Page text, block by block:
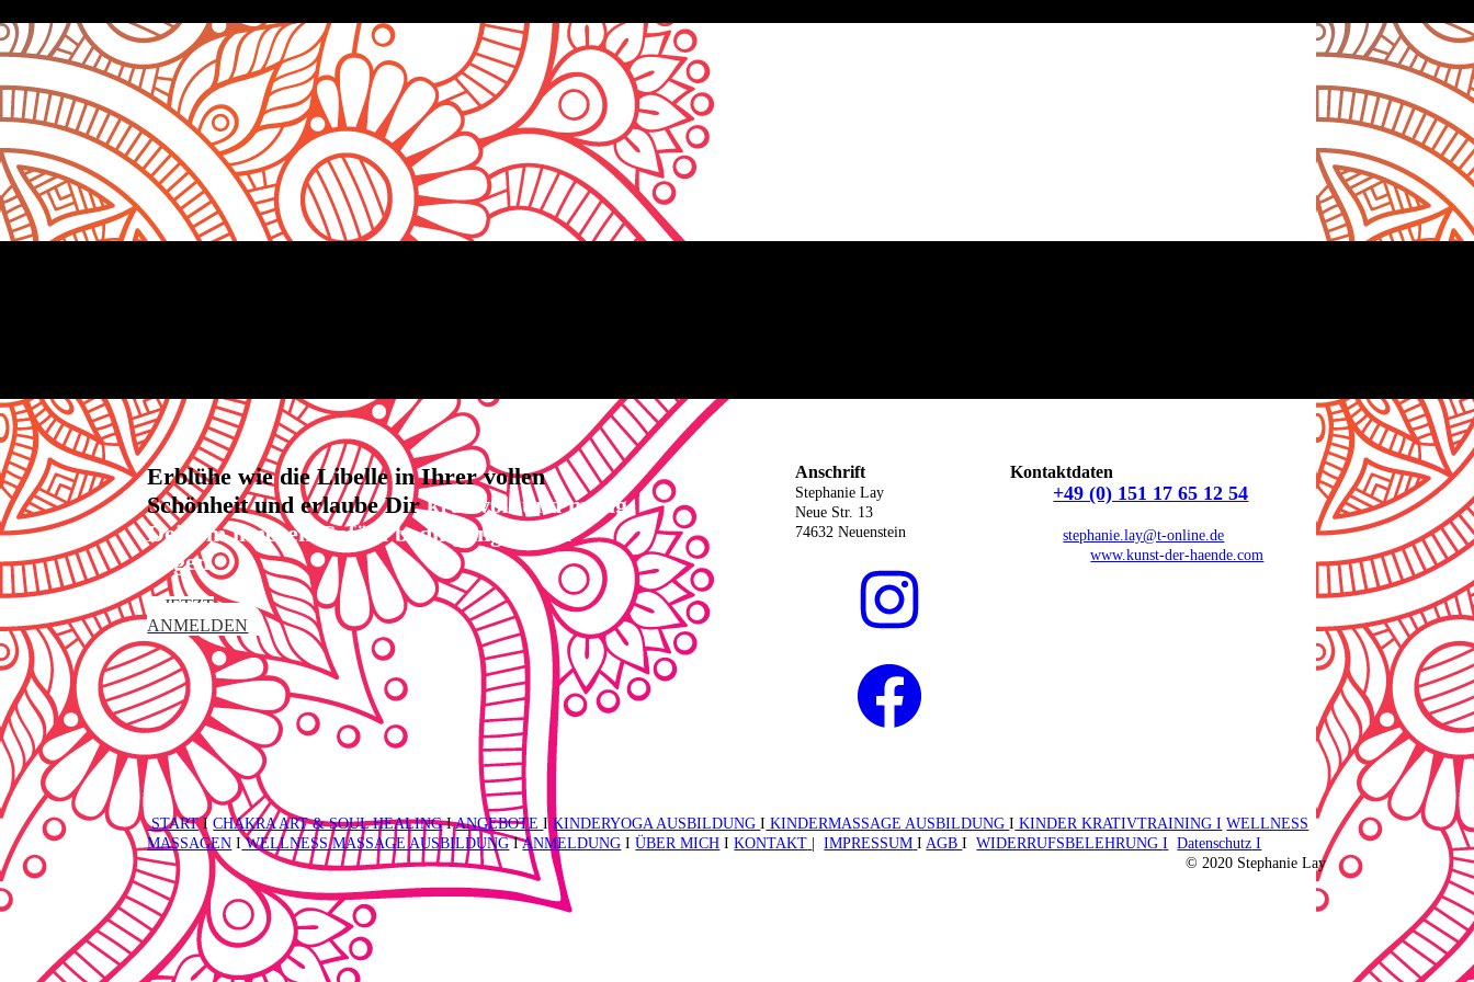
Erblühe wie die Libelle in Ihrer vollen
Schönheit und erlaube Dirkraftvoll und mutig
Deinem inneren Gefühl bedingungslos zu
folgen.
JETZT
ANMELDEN
Anschrift
Stephanie Lay
Neue Str. 13
74632 Neuenstein
Kontaktdaten
+49 (0) 151 17 65 12 54
E-Mail:stephanie.lay@t-online.de
2. Webseite:www.kunst-der-haende.com
START ICHAKRA ART & SOUL HEALINGIANGEBOTEIKINDERYOGA AUSBILDUNGI KINDERMASSAGE AUSBILDUNGI KINDER KRATIVTRAINING I WELLNESS
MASSAGEN I WELLNESS MASSAGE AUSBILDUNGIANMELDUNG IÜBER MICH IKONTAKT |IMPRESSUM IAGBIWIDERRUFSBELEHRUNGI Datenschutz I
© 2020 Stephanie Lay